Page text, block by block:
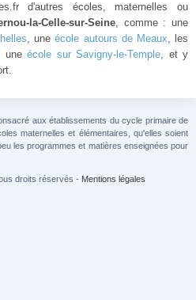
d'autres écoles, maternelles ou
la-Celle-sur-Seine, comme : une
, uneécole autours de Meaux, les
une école sur Savigny-le-Temple, et y
aux établissements du cycle primaire de
maternelles et élémentaires, qu'elles soient
les programmes et matières enseignées pour
droits réservés - Mentions légales